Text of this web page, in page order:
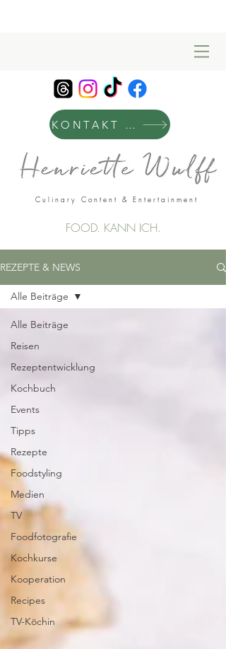
KONTAKT & MANAGEMENT
Culinary Content & Entertainment
FOOD. KANN ICH.
REZEPTE & NEWS
Alle Beiträge
Reisen
Rezeptentwicklung
Kochbuch
Events
Tipps
Rezepte
Foodstyling
Medien
TV
Foodfotografie
Kochkurse
Kooperation
Recipes
TV-Köchin
Alle Beiträge